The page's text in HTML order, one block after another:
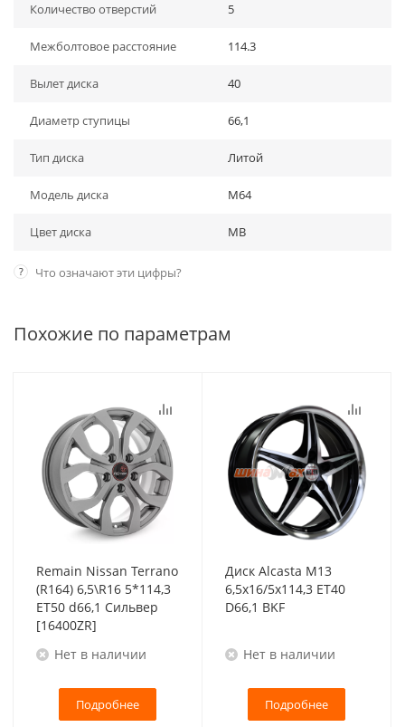
Количество отверстий 5
Межболтовое расстояние 114.3
Вылет диска 40
Диаметр ступицы 66,1
Тип диска Литой
Модель диска M64
Цвет диска MB
? Что означают эти цифры?
Похожие по параметрам
Remain Nissan Terrano
(R164) 6,5\R16 5*114,3
ET50 d66,1 Сильвер
[16400ZR]
Нет в наличии
Подробнее
Диск Alcasta M13
6,5x16/5x114,3 ET40
D66,1 BKF
Нет в наличии
Подробнее